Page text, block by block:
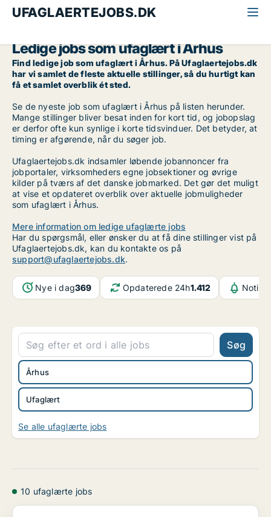
UFAGLAERTEJOBS.DK
Ledige jobs som ufaglært i Århus
Find ledige job som ufaglært i Århus. På Ufaglaertejobs.dk
har vi samlet de fleste aktuelle stillinger, så du hurtigt kan
få et samlet overblik ét sted.
Se de nyeste job som ufaglært i Århus på listen herunder.
Mange stillinger bliver besat inden for kort tid, og jobopslag
er derfor ofte kun synlige i korte tidsvinduer. Det betyder, at
timing er afgørende, når du søger job.
Ufaglaertejobs.dk indsamler løbende jobannoncer fra
jobportaler, virksomheders egne jobsektioner og øvrige
kilder på tværs af det danske jobmarked. Det gør det muligt
at vise et opdateret overblik over aktuelle jobmuligheder
som ufaglært i Århus.
Mere information om ledige ufaglærte jobs
Har du spørgsmål, eller ønsker du at få dine stillinger vist på
Ufaglaertejobs.dk, kan du kontakte os på
support@ufaglaertejobs.dk.
Nye i dag369 Opdaterede 24h1.412
Søg
Ufaglært
Århus
Se alle ufaglærte jobs
10 ufaglærte jobs
Handyman til Facility Management hos APM Terminals